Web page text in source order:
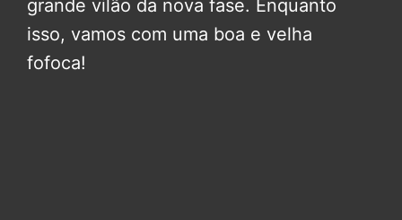
grande vilão da nova fase. Enquanto
isso, vamos com uma boa e velha
fofoca!